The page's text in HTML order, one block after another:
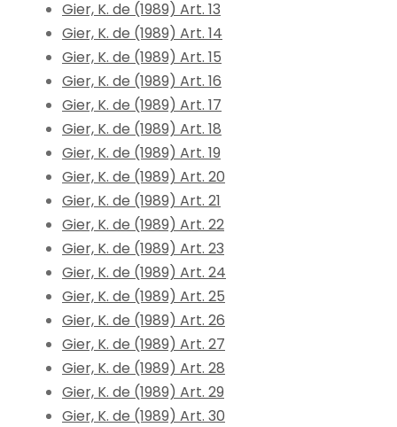
Gier, K. de (1989) Art. 13
Gier, K. de (1989) Art. 14
Gier, K. de (1989) Art. 15
Gier, K. de (1989) Art. 16
Gier, K. de (1989) Art. 17
Gier, K. de (1989) Art. 18
Gier, K. de (1989) Art. 19
Gier, K. de (1989) Art. 20
Gier, K. de (1989) Art. 21
Gier, K. de (1989) Art. 22
Gier, K. de (1989) Art. 23
Gier, K. de (1989) Art. 24
Gier, K. de (1989) Art. 25
Gier, K. de (1989) Art. 26
Gier, K. de (1989) Art. 27
Gier, K. de (1989) Art. 28
Gier, K. de (1989) Art. 29
Gier, K. de (1989) Art. 30